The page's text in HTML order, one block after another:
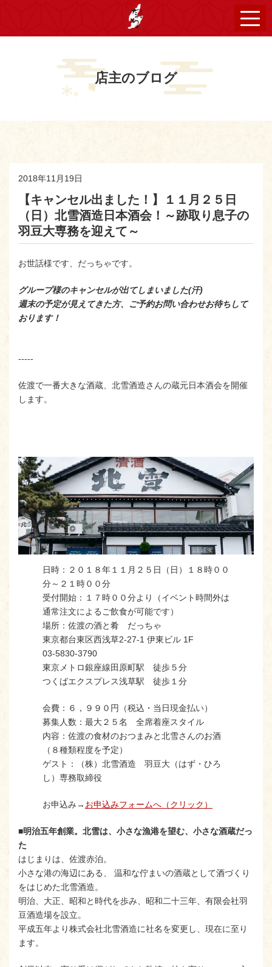
店主のブログ
2018年11月19日
【キャンセル出ました！】１１月２５日
（日）北雪酒造日本酒会！～跡取り息子の
羽豆大専務を迎えて～
お世話様です、だっちゃです。
グループ様のキャンセルが出てしまいました(汗)
週末の予定が見えてきた方、ご予約お問い合わせお待ちして
おります！
-----
佐渡で一番大きな酒蔵、北雪酒造さんの蔵元日本酒会を開催
します。
日時：２０１８年１１月２５日（日）１８時００
分～２１時００分
受付開始：１７時００分より（イベント時間外は
通常注文によるご飲食が可能です）
場所：佐渡の酒と肴 だっちゃ
東京都台東区西浅草2-27-1 伊東ビル 1F
03-5830-3790
東京メトロ銀座線田原町駅 徒歩５分
つくばエクスプレス浅草駅 徒歩１分
会費：６，９９０円（税込・当日現金払い）
募集人数：最大２５名 全席着座スタイル
内容：佐渡の食材のおつまみと北雪さんのお酒
（８種類程度を予定）
ゲスト：（株）北雪酒造 羽豆大（はず・ひろ
し）専務取締役
お申込み→ お申込みフォームへ（クリック）
■明治五年創業。北雪は、小さな漁港を望む、小さな酒蔵だっ
た
はじまりは、佐渡赤泊。
小さな港の海辺にある、 温和な佇まいの酒蔵として酒づくり
をはじめた北雪酒造。
明治、大正、昭和と時代を歩み、昭和二十三年、有限会社羽
豆酒造場を設立。
平成五年より株式会社北雪酒造に社名を変更し、現在に至り
ます。